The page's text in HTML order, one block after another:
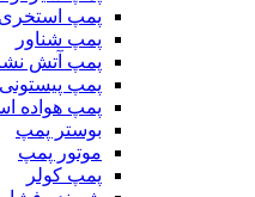
پمپ استخری
پمپ شناور
پمپ آتش
پمپ پیستونی
پمپ هواده
بوستر پمپ
موتور پمپ
پمپ کولر